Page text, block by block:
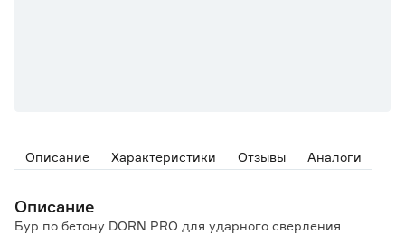
Описание Характеристики Отзывы Аналоги
Описание
Бур по бетону DORN PRO для ударного сверления